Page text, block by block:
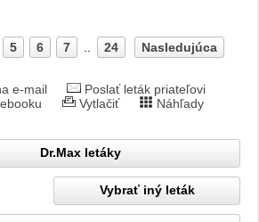
5 6 7 .. 24 Nasledujúca
e-mail
Poslať leták priateľovi
Vytlačiť Náhľady
Dr.Max letáky
Vybrať iný leták